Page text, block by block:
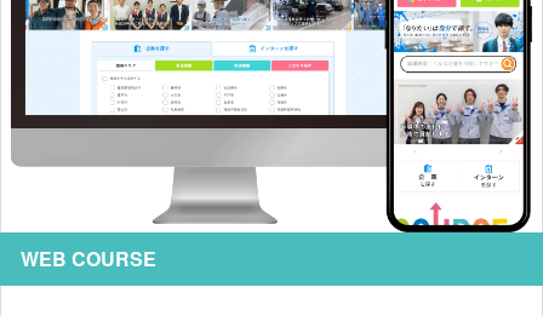
WEB COURSE